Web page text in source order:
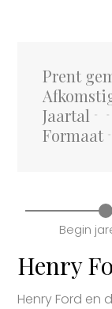
Prent
Jaartal
Formaat
Begin
Henry
Henry Ford en